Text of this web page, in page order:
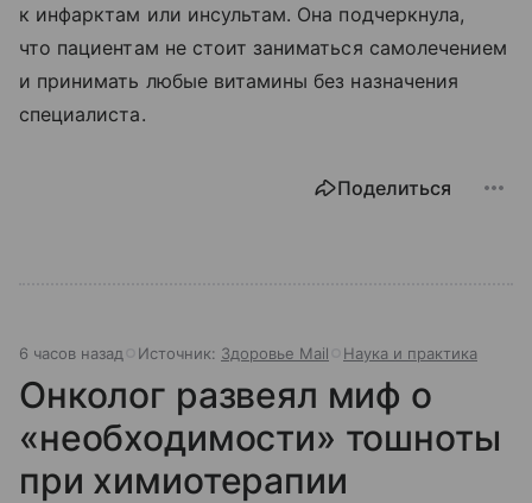
к инфарктам или инсультам. Она подчеркнула,
что пациентам не стоит заниматься самолечением
и принимать любые витамины без назначения
специалиста.
Поделиться
6 часов назад Источник: Здоровье Mail Наука и практика
Онколог развеял миф о
«необходимости» тошноты
при химиотерапии